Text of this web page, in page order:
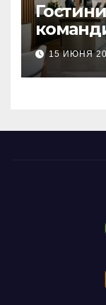
15 ИЮНЯ